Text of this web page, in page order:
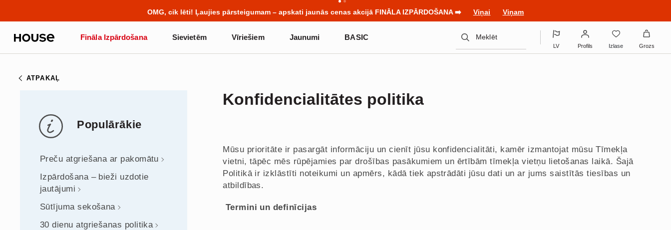
BACK TO SCHOOL 📒Labākie stāsti sākas vēl pirms pirmā zvana. Sāc jauno mācību gadu ar jaunu stilu! Viņai Viņam
Fināla Izpārdošana Sievietēm Vīriešiem Jaunumi BASIC Meklēt
LV Profils Izlase Grozs
ATPAKAĻ
Populārākie
Preču atgriešana ar pakomātu
Izpārdošana – bieži uzdotie
jautājumi
Sūtījuma sekošana
30 dienu atgriešanas politika
Konfidencialitātes politika
Mūsu prioritāte ir pasargāt informāciju un cienīt jūsu konfidencialitāti, kamēr izmantojat mūsu Tīmekļa
vietni, tāpēc mēs rūpējamies par drošības pasākumiem un ērtībām tīmekļa vietņu lietošanas laikā. Šajā
Politikā ir izklāstīti noteikumi un apmērs, kādā tiek apstrādāti jūsu dati un ar jums saistītās tiesības un
atbildības.
Termini un definīcijas